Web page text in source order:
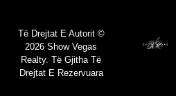
Të Drejtat E Autorit ©
2026 Show Vegas
Realty. Të Gjitha Të
Drejtat E Rezervuara